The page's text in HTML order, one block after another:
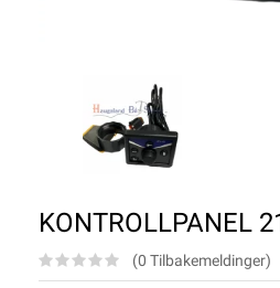
KONTROLLPANEL
(0 Tilbakemeldinger)